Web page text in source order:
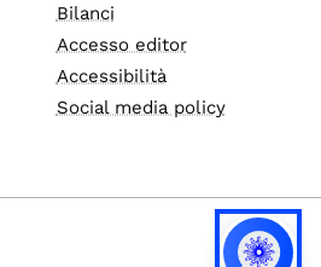
Bilanci
Accesso editor
Accessibilità
Social media policy